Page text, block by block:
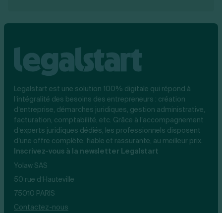
Legalstart est une solution 100% digitale qui répond à
l’intégralité des besoins des entrepreneurs : création
d’entreprise, démarches juridiques, gestion administrative,
facturation, comptabilité, etc. Grâce à l’accompagnement
d’experts juridiques dédiés, les professionnels disposent
d’une offre complète, fiable et rassurante, au meilleur prix.
Inscrivez-vous à la newsletter Legalstart
Yolaw SAS
50 rue d’Hauteville
75010 PARIS
Contactez-nous